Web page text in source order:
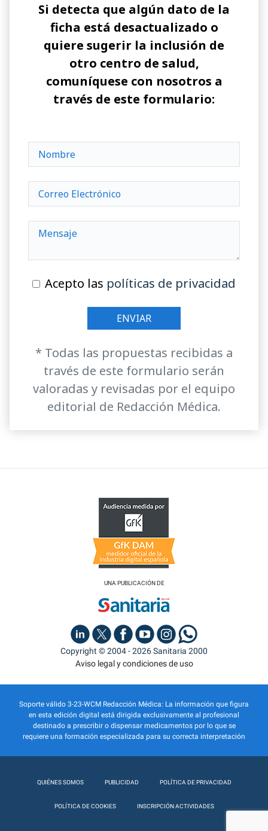
Si detecta que algún dato de la
ficha está desactualizado o
quiere sugerir la inclusión de
otro centro de salud,
comuníquese con nosotros a
través de este formulario:
Acepto las políticas de privacidad
* Todas las propuestas recibidas a
través de este formulario serán
valoradas y revisadas por el equipo
editorial de Redacción Médica.
UNA PUBLICACIÓN DE
Copyright © 2004 - 2026 Sanitaria 2000
Aviso legal y condiciones de uso
Soporte válido 3-23-WCM Redacción Médica: La información que figura
en esta edición digital está dirigida exclusivamente al profesional
destinado a prescribir o dispensar medicamentos por lo que se
requiere una formación especializada para su correcta interpretación
QUIÉNES SOMOS PUBLICIDAD POLÍTICA DE PRIVACIDAD
POLÍTICA DE COOKIES INSCRIPCIÓN ACTIVIDADES